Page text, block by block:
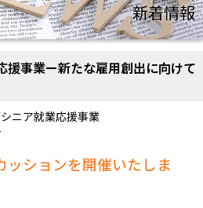
新着情報
援事業ー新たな雇用創出に向けて
ニア就業応援事業
ッションを開催いたしま